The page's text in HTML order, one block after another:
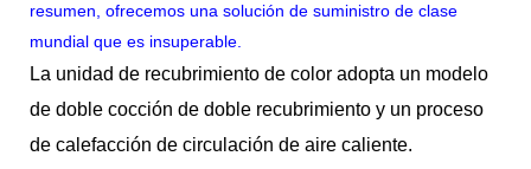
resumen, ofrecemos una solución de suministro de clase
mundial que es insuperable.
La unidad de recubrimiento de color adopta un modelo
de doble cocción de doble recubrimiento y un proceso
de calefacción de circulación de aire caliente.